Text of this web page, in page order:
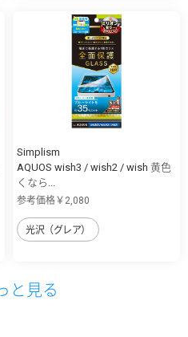
Simplism
AQUOS wish3 / wish2 / wish 黄色
くなら...
参考価格￥2,080
光沢（グレア）
と見る